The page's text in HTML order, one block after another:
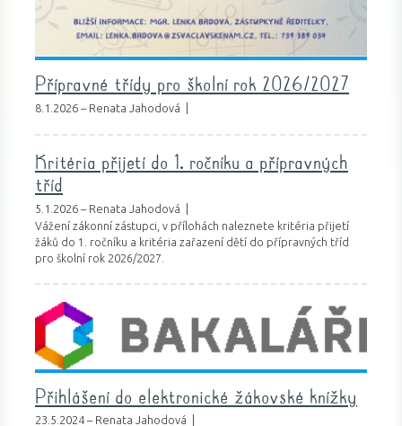
Přípravné třídy pro školní rok 2026/2027
8.1.2026 – Renata Jahodová |
Kritéria přijetí do 1. ročníku a přípravných
tříd
5.1.2026 – Renata Jahodová |
Vážení zákonní zástupci, v přílohách naleznete kritéria přijetí
žáků do 1. ročníku a kritéria zařazení dětí do přípravných tříd
pro školní rok 2026/2027.
Přihlášení do elektronické žákovské knížky
23.5.2024 – Renata Jahodová |